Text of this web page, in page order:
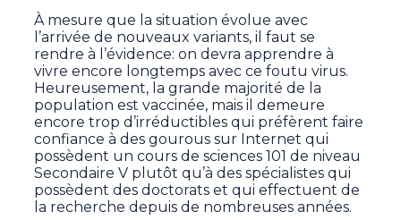
À mesure que la situation évolue avec
l’arrivée de nouveaux variants, il faut se
rendre à l’évidence: on devra apprendre à
vivre encore longtemps avec ce foutu virus.
Heureusement, la grande majorité de la
population est vaccinée, mais il demeure
encore trop d’irréductibles qui préfèrent faire
confiance à des gourous sur Internet qui
possèdent un cours de sciences 101 de niveau
Secondaire V plutôt qu’à des spécialistes qui
possèdent des doctorats et qui effectuent de
la recherche depuis de nombreuses années.